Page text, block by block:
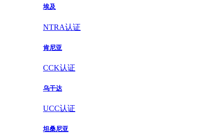
埃及
NTRA认证
肯尼亚
CCK认证
乌干达
UCC认证
坦桑尼亚